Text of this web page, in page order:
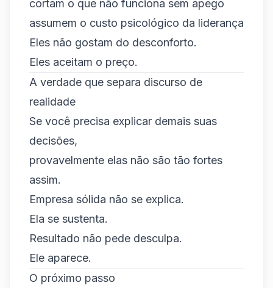
cortam o que não funciona sem apego
assumem o custo psicológico da liderança
Eles não gostam do desconforto.
Eles aceitam o preço.
A verdade que separa discurso de
realidade
Se você precisa explicar demais suas
decisões,
provavelmente elas não são tão fortes
assim.
Empresa sólida não se explica.
Ela se sustenta.
Resultado não pede desculpa.
Ele aparece.
O próximo passo